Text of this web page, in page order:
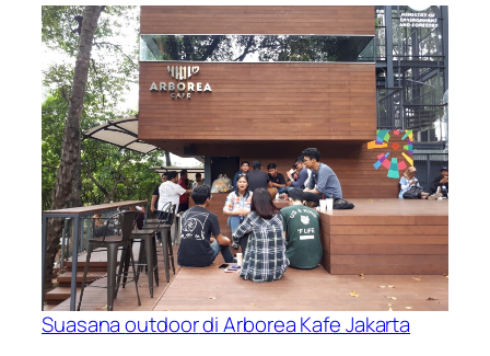
Suasanaoutdoordi Arborea Kafe Jakarta